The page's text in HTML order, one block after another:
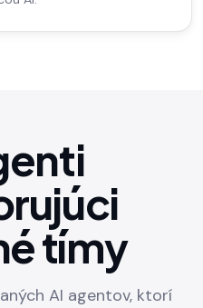
tímy
AI agentov, ktorí